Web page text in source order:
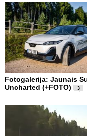
Fotogalerija: Jaunais
Uncharted (+FOTO)
3